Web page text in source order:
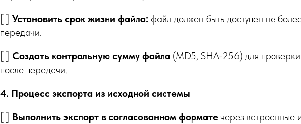
[ ] Установить срок жизни файла: файл должен быть доступен не
передачи.
[ ] Создать контрольную сумму файла (MD5, SHA-256) для проверки
после передачи.
4. Процесс экспорта из исходной системы
[ ] Выполнить экспорт в согласованном формате через встроенные